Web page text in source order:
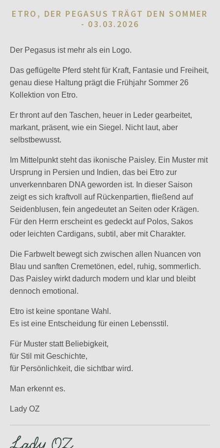
ETRO, DER PEGASUS TRÄGT DEN SOMMER
- 03.03.2026
Der Pegasus ist mehr als ein Logo.
Das geflügelte Pferd steht für Kraft, Fantasie und Freiheit,
genau diese Haltung prägt die Frühjahr Sommer 26
Kollektion von Etro.
Er thront auf den Taschen, heuer in Leder gearbeitet,
markant, präsent, wie ein Siegel. Nicht laut, aber
selbstbewusst.
Im Mittelpunkt steht das ikonische Paisley. Ein Muster mit
Ursprung in Persien und Indien, das bei Etro zur
unverkennbaren DNA geworden ist. In dieser Saison
zeigt es sich kraftvoll auf Rückenpartien, fließend auf
Seidenblusen, fein angedeutet an Seiten oder Krägen.
Für den Herrn erscheint es gedeckt auf Polos, Sakos
oder leichten Cardigans, subtil, aber mit Charakter.
Die Farbwelt bewegt sich zwischen allen Nuancen von
Blau und sanften Cremetönen, edel, ruhig, sommerlich.
Das Paisley wirkt dadurch modern und klar und bleibt
dennoch emotional.
Etro ist keine spontane Wahl.
Es ist eine Entscheidung für einen Lebensstil.
Für Muster statt Beliebigkeit,
für Stil mit Geschichte,
für Persönlichkeit, die sichtbar wird.
Man erkennt es.
Lady OZ